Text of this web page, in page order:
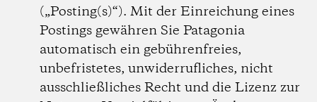
(„Posting(s)“). Mit der Einreichung eines
Postings gewähren Sie Patagonia
automatisch ein gebührenfreies,
unbefristetes, unwiderrufliches, nicht
ausschließliches Recht und die Lizenz zur